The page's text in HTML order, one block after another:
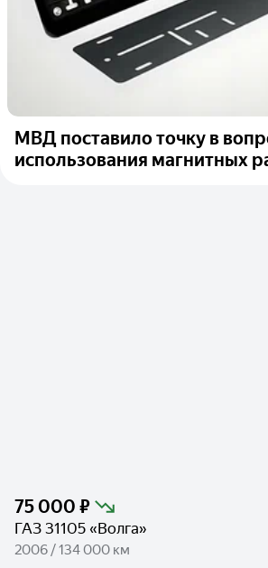
МВД поставило точку в
использования магнитных
75 000 ₽
ГАЗ 31105 «Волга»
2006 / 134 000 км